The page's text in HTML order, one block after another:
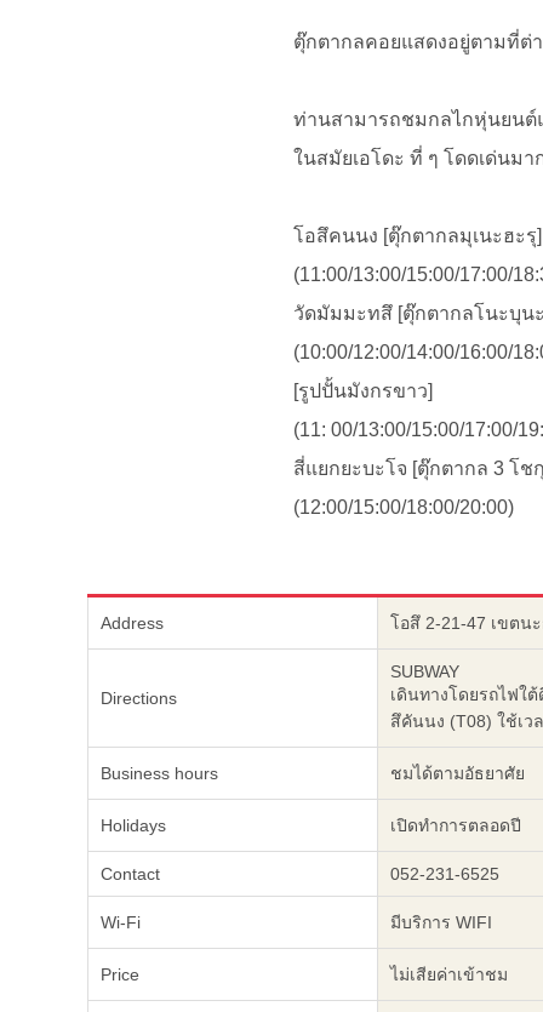
ตุ๊กตากลคอยแสดงอยู่ตามที่ต่
ท่านสามารถชมกลไกหุ่นยนต์
ในสมัยเอโดะ ที่ ๆ โดดเด่นม
โอสึคนนง [ตุ๊กตากลมุเนะฮะรุ]
(11:00/13:00/15:00/17:00/
วัดมัมมะทสึ [ตุ๊กตากลโนะบุน
(10:00/12:00/14:00/16:00/
[รูปปั้นมังกรขาว]
(11: 00/13:00/15:00/17:00/
สี่แยกยะบะโจ [ตุ๊กตากล 3 โช
(12:00/15:00/18:00/20:00)
Address โอสึ 2-21-47 เขตน
Directions
SUBWAY
เดินทางโดยรถไฟใ
สึคันนง (T08) ใช้เว
Business hours ชมได้ตามอัธยาศัย
Holidays เปิดทำการตลอดปี
Contact 052-231-6525
Wi-Fi มีบริการ WIFI
Price ไม่เสียค่าเข้าชม